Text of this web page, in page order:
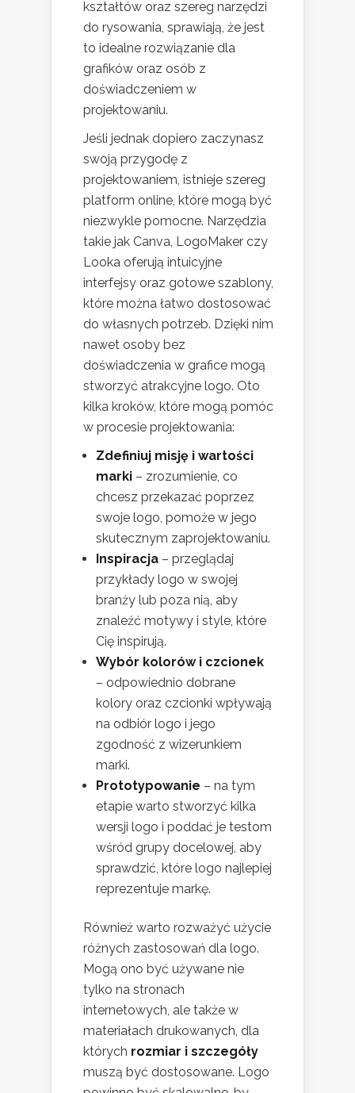
kształtów oraz szereg narzędzi
do rysowania, sprawiają, że jest
to idealne rozwiązanie dla
grafików oraz osób z
doświadczeniem w
projektowaniu.
Jeśli jednak dopiero zaczynasz
swoją przygodę z
projektowaniem, istnieje szereg
platform online, które mogą być
niezwykle pomocne. Narzędzia
takie jak Canva, LogoMaker czy
Looka oferują intuicyjne
interfejsy oraz gotowe szablony,
które można łatwo dostosować
do własnych potrzeb. Dzięki nim
nawet osoby bez
doświadczenia w grafice mogą
stworzyć atrakcyjne logo. Oto
kilka kroków, które mogą pomóc
w procesie projektowania:
Zdefiniuj misję i wartości
marki – zrozumienie, co
chcesz przekazać poprzez
swoje logo, pomoże w jego
skutecznym zaprojektowaniu.
Inspiracja – przeglądaj
przykłady logo w swojej
branży lub poza nią, aby
znaleźć motywy i style, które
Cię inspirują.
Wybór kolorów i czcionek
– odpowiednio dobrane
kolory oraz czcionki wpływają
na odbiór logo i jego
zgodność z wizerunkiem
marki.
Prototypowanie – na tym
etapie warto stworzyć kilka
wersji logo i poddać je testom
wśród grupy docelowej, aby
sprawdzić, które logo najlepiej
reprezentuje markę.
Również warto rozważyć użycie
różnych zastosowań dla logo.
Mogą ono być używane nie
tylko na stronach
internetowych, ale także w
materiałach drukowanych, dla
których rozmiar i szczegóły
muszą być dostosowane. Logo